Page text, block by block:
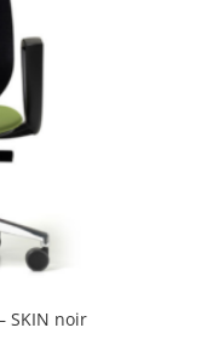
SKIN noir